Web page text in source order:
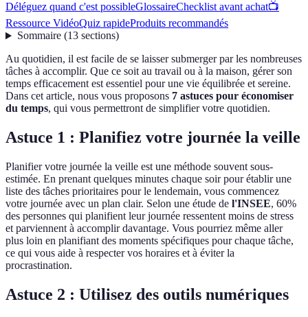
Déléguez quand c'est possibleGlossaireChecklist avant achat📺
Ressource VidéoQuiz rapideProduits recommandés
Sommaire(13 sections)
Au quotidien, il est facile de se laisser submerger par les nombreuses
tâches à accomplir. Que ce soit au travail ou à la maison, gérer son
temps efficacement est essentiel pour une vie équilibrée et sereine.
Dans cet article, nous vous proposons 7 astuces pour économiser
du temps, qui vous permettront de simplifier votre quotidien.
Astuce 1 : Planifiez votre journée la veille
Planifier votre journée la veille est une méthode souvent sous-
estimée. En prenant quelques minutes chaque soir pour établir une
liste des tâches prioritaires pour le lendemain, vous commencez
votre journée avec un plan clair. Selon une étude de l'INSEE, 60%
des personnes qui planifient leur journée ressentent moins de stress
et parviennent à accomplir davantage. Vous pourriez même aller
plus loin en planifiant des moments spécifiques pour chaque tâche,
ce qui vous aide à respecter vos horaires et à éviter la
procrastination.
Astuce 2 : Utilisez des outils numériques